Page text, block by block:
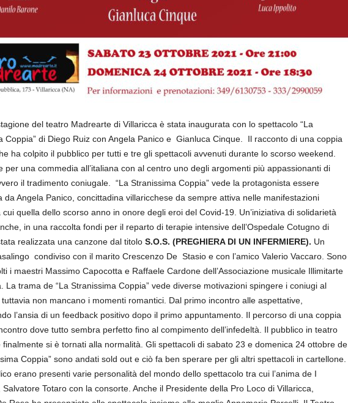
del teatro Madrearte di Villaricca è stata inaugurata con lo spettacolo “La
Coppia” di Diego Ruiz con Angela Panico e Gianluca Cinque. Il racconto di una coppia
ha colpito il pubblico per tutti e tre gli spettacoli avvenuti durante lo scorso weekend.
per una commedia all’italiana con al centro uno degli argomenti più appassionanti di
il tradimento coniugale. “La Stranissima Coppia” vede la protagonista essere
da Angela Panico, concittadina villaricchese da sempre attiva nelle manifestazioni
quella dello scorso anno in onore degli eroi del Covid-19. Un’iniziativa di solidarietà
in una raccolta fondi per il reparto di terapie intensive dell’Ospedale Cotugno di
realizzata una canzone dal titolo S.O.S. (PREGHIERA DI UN INFERMIERE). Un
condiviso con il marito Crescenzo De Stasio e con l’amico Valerio Vaccaro. Sono
i maestri Massimo Capocotta e Raffaele Cardone dell’Associazione musicale Illimitarte
La trama de “La Stranissima Coppia” vede diverse motivazioni spingere i coniugi al
non mancano i momenti romantici. Dal primo incontro alle aspettative,
l’ansia di un feedback positivo dopo il primo appuntamento. Il percorso di una coppia
dove tutto sembra perfetto fino al compimento dell’infedeltà. Il pubblico in teatro
finalmente si è tornati alla normalità. Gli spettacoli di sabato 23 e domenica 24 ottobre de
Coppia” sono andati sold out e ciò fa ben sperare per gli altri spettacoli in cartellone.
erano presenti varie personalità del mondo dello spettacolo tra cui l’anima de I
Totaro con la consorte. Anche il Presidente della Pro Loco di Villaricca,